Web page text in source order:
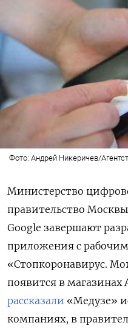
Фото: Андрей Никеричев/
Министерство
правительство
Google завершают
приложения с
«Стопкоронавирус.
появится в магазинах
рассказали «Медузе»
компаниях, в